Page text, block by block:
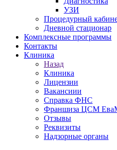
УЗИ
Процедурный
Дневной стационар
Комплексные программы
Контакты
Клиника
Назад
Клиника
Лицензии
Вакансиии
Справка ФНС
Франшиза ЦСМ
Отзывы
Реквизиты
Надзорные органы